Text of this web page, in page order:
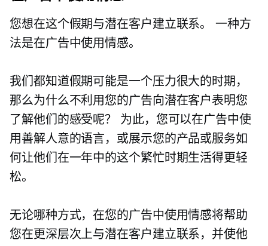
您想在这个假期与潜在客户建立联系。 一种方
法是在广告中使用情感。
我们都知道假期可能是一个压力很大的时期，
那么为什么不利用您的广告向潜在客户表明您
了解他们的感受呢？ 为此，您可以在广告中使
用善解人意的语言，或展示您的产品或服务如
何让他们在一年中的这个繁忙时期生活得更轻
松。
无论哪种方式，在您的广告中使用情感将帮助
您在更深层次上与潜在客户建立联系，并使他